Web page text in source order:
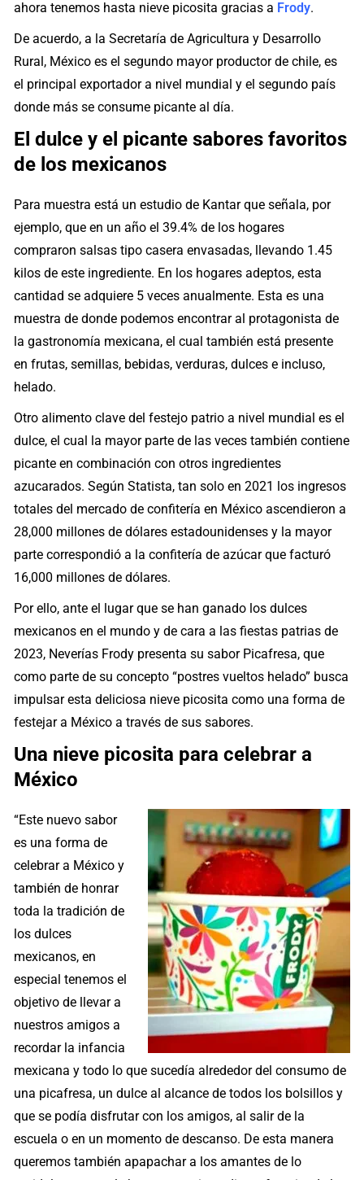
ahora tenemos hasta nieve picosita gracias a Frody.
De acuerdo, a la Secretaría de Agricultura y Desarrollo
Rural, México es el segundo mayor productor de chile, es
el principal exportador a nivel mundial y el segundo país
donde más se consume picante al día.
El dulce y el picante sabores favoritos
de los mexicanos
Para muestra está un estudio de Kantar que señala, por
ejemplo, que en un año el 39.4% de los hogares
compraron salsas tipo casera envasadas, llevando 1.45
kilos de este ingrediente. En los hogares adeptos, esta
cantidad se adquiere 5 veces anualmente. Esta es una
muestra de donde podemos encontrar al protagonista de
la gastronomía mexicana, el cual también está presente
en frutas, semillas, bebidas, verduras, dulces e incluso,
helado.
Otro alimento clave del festejo patrio a nivel mundial es el
dulce, el cual la mayor parte de las veces también contiene
picante en combinación con otros ingredientes
azucarados. Según Statista, tan solo en 2021 los ingresos
totales del mercado de confitería en México ascendieron a
28,000 millones de dólares estadounidenses y la mayor
parte correspondió a la confitería de azúcar que facturó
16,000 millones de dólares.
Por ello, ante el lugar que se han ganado los dulces
mexicanos en el mundo y de cara a las fiestas patrias de
2023, Neverías Frody presenta su sabor Picafresa, que
como parte de su concepto “postres vueltos helado” busca
impulsar esta deliciosa nieve picosita como una forma de
festejar a México a través de sus sabores.
Una nieve picosita para celebrar a
México
“Este nuevo sabor
es una forma de
celebrar a México y
también de honrar
toda la tradición de
los dulces
mexicanos, en
especial tenemos el
objetivo de llevar a
nuestros amigos a
recordar la infancia
mexicana y todo lo que sucedía alrededor del consumo de
una picafresa, un dulce al alcance de todos los bolsillos y
que se podía disfrutar con los amigos, al salir de la
escuela o en un momento de descanso. De esta manera
queremos también apapachar a los amantes de lo